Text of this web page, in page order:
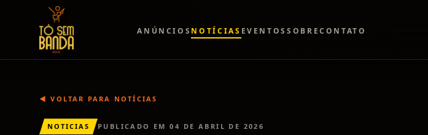
ANÚNCIOS NOTÍCIAS EVENTOSSOBRECONTATO
◀ VOLTAR PARA NOTÍCIAS
NOTICIAS PUBLICADO EM04 DE ABRIL DE 2026